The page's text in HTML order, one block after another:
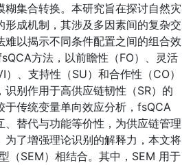
糊集合转换。本研究旨在探讨自然灾
形成机制，其涉及多因素间的复杂交
难以揭示不同条件配置之间的组合效
方法，以前瞻性（FO）、灵活
、支持性（SU）和合作性（CO）
别作用于高供应链韧性（SR）的
于传统变量单向效应分析，fsQCA
、替代与功能等价性，为供应链管理
为了增强理论识别的解释力，本文将
（SEM）相结合。其中，SEM 用于